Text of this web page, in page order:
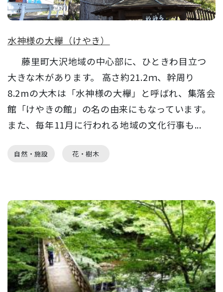
水神様の大欅（けやき）
藤里町大沢地域の中心部に、ひときわ目立つ
大きな木があります。 高さ約21.2ｍ、幹周り
8.2mの大木は「水神様の大欅」と呼ばれ、集落会
館「けやきの館」の名の由来にもなっています。
また、毎年11月に行われる地域の文化行事も...
自然・施設 花・樹木